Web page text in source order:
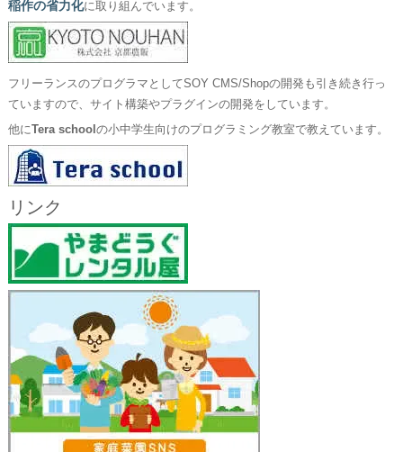
稲作の省力化に取り組んでいます。
フリーランスのプログラマとしてSOY CMS/Shopの開発も引き続き行っ
ていますので、サイト構築やプラグインの開発をしています。
他にTera school の小中学生向けのプログラミング教室で教えています。
リンク